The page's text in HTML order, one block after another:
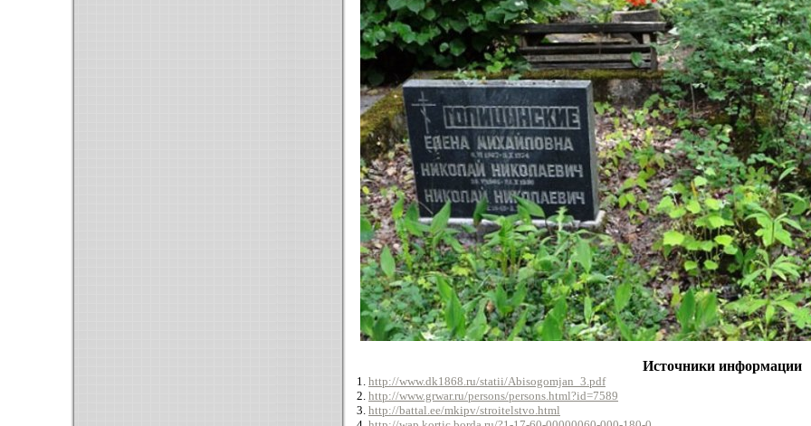
Источники информации
1. http://www.dk1868.ru/statii/Abisogomjan_3.pdf
2. http://www.grwar.ru/persons/persons.html?id=7589
3. http://battal.ee/mkipv/stroitelstvo.html